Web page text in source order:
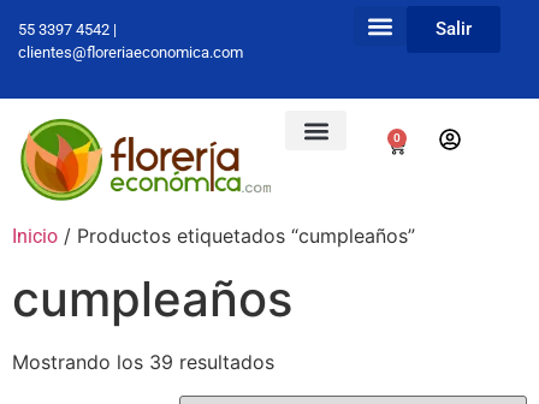
55 3397 4542 |
clientes@floreriaeconomica.com
Salir
0
Inicio / Productos etiquetados “cumpleaños”
cumpleaños
Mostrando los 39 resultados